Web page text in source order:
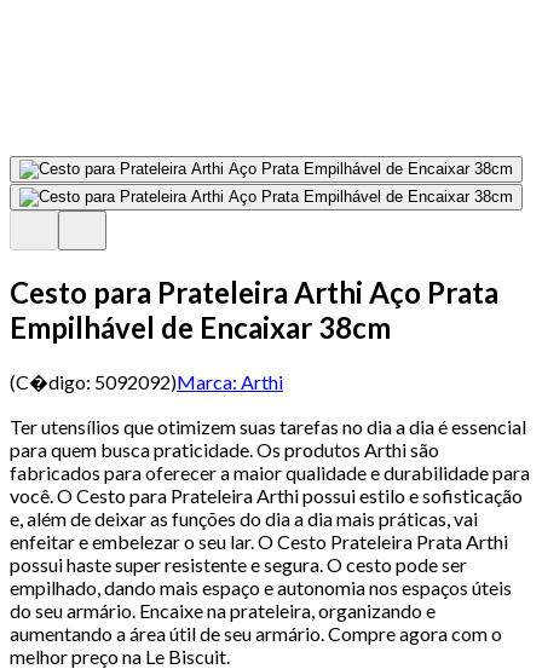
Cesto para Prateleira Arthi Aço Prata
Empilhável de Encaixar 38cm
(C�digo: 5092092)Marca: Arthi
Ter utensílios que otimizem suas tarefas no dia a dia é essencial
para quem busca praticidade. Os produtos Arthi são
fabricados para oferecer a maior qualidade e durabilidade para
você. O Cesto para Prateleira Arthi possui estilo e sofisticação
e, além de deixar as funções do dia a dia mais práticas, vai
enfeitar e embelezar o seu lar. O Cesto Prateleira Prata Arthi
possui haste super resistente e segura. O cesto pode ser
empilhado, dando mais espaço e autonomia nos espaços úteis
do seu armário. Encaixe na prateleira, organizando e
aumentando a área útil de seu armário. Compre agora com o
melhor preço na Le Biscuit.